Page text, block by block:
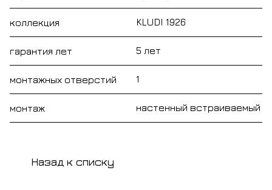
коллекция KLUDI 1926
гарантия лет 5 лет
монтажных отверстий 1
монтаж настенный встраиваемый
Назад к списку